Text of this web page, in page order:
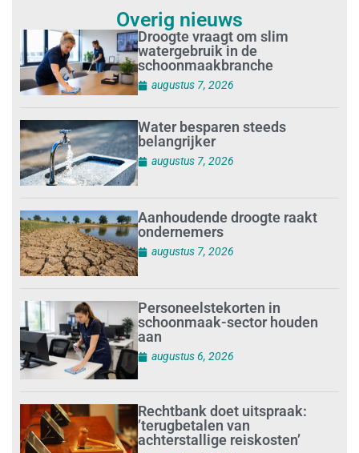
Overig nieuws
Droogte vraagt om slim
watergebruik in de
schoonmaakbranche
augustus 7, 2026
Water besparen steeds
belangrijker
augustus 7, 2026
Aanhoudende droogte raakt
ondernemers
augustus 7, 2026
Personeelstekorten in
schoonmaak-sector houden
aan
augustus 6, 2026
Rechtbank doet uitspraak:
’terugbetalen van
achterstallige reiskosten’